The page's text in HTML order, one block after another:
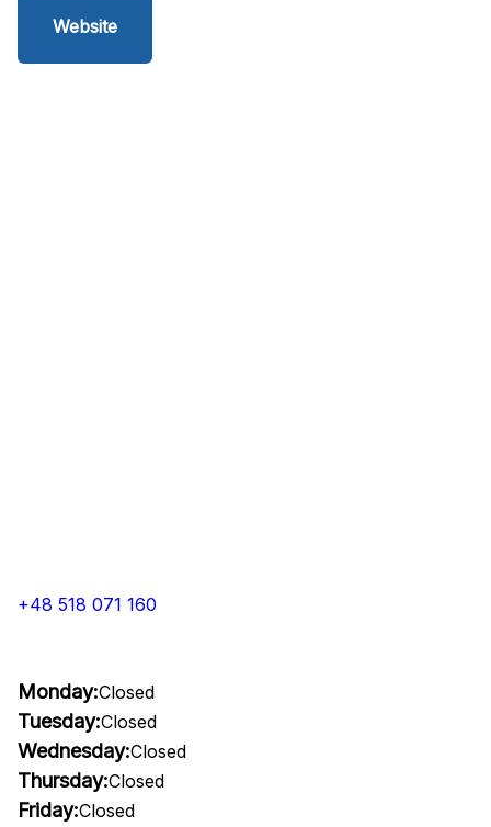
Website
+48 518 071 160
Monday:Closed
Tuesday:Closed
Wednesday:Closed
Thursday:Closed
Friday:Closed